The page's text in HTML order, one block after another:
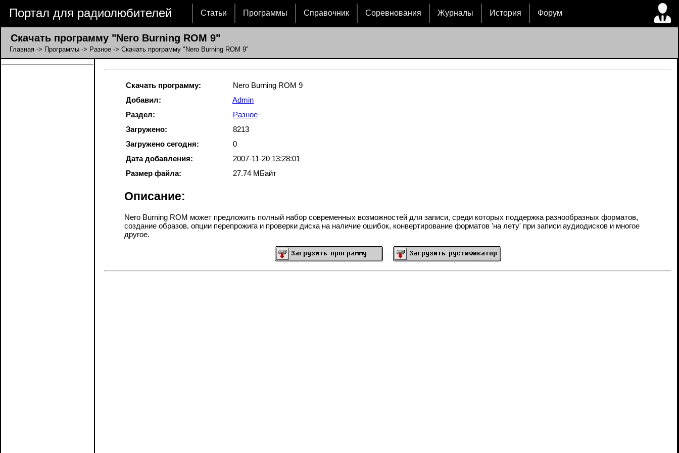
Портал для радиолюбителей Статьи Программы Справочник Соревнования Журналы История Форум
Скачать программу "Nero Burning ROM 9"
Главная -> Программы -> Разное -> Скачать программу "Nero Burning ROM 9"
Скачать программу:
Nero Burning ROM 9
Добавил:
Admin
Раздел:
Разное
Загружено:
8213
Загружено сегодня:
0
Дата добавления:
2007-11-20 13:28:01
Размер файла:
27.74 МБайт
Описание:
Nero Burning ROM может предложить полный набор современных возможностей для записи, среди которых поддержка разнообразных форматов,
создание образов, опции перепрожига и проверки диска на наличие ошибок, конвертирование форматов 'на лету' при записи аудиодисков и многое
другое.